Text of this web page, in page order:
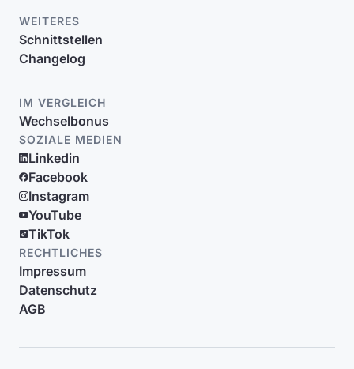
WEITERES
Schnittstellen
Changelog
IM VERGLEICH
Wechselbonus
SOZIALE MEDIEN
Linkedin
Facebook
Instagram
YouTube
TikTok
RECHTLICHES
Impressum
Datenschutz
AGB